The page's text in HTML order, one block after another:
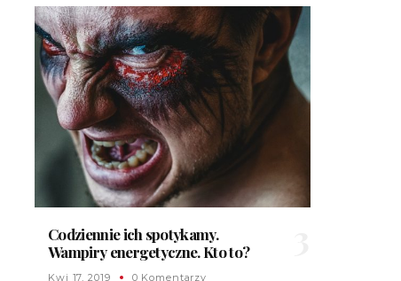
Codziennie ich spotykamy.
Wampiry energetyczne. Kto to?
Kwi 17, 2019 0 Komentarzy